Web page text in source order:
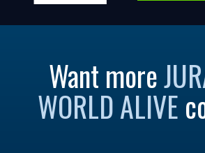
Want more
WORLD ALIVE